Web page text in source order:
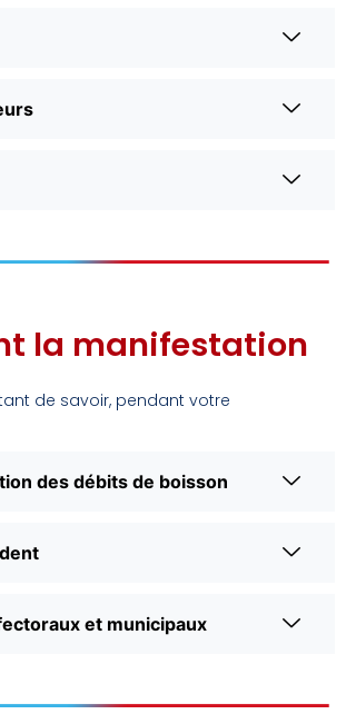
la manifestation
de savoir, pendant votre
des débits de boisson
et municipaux